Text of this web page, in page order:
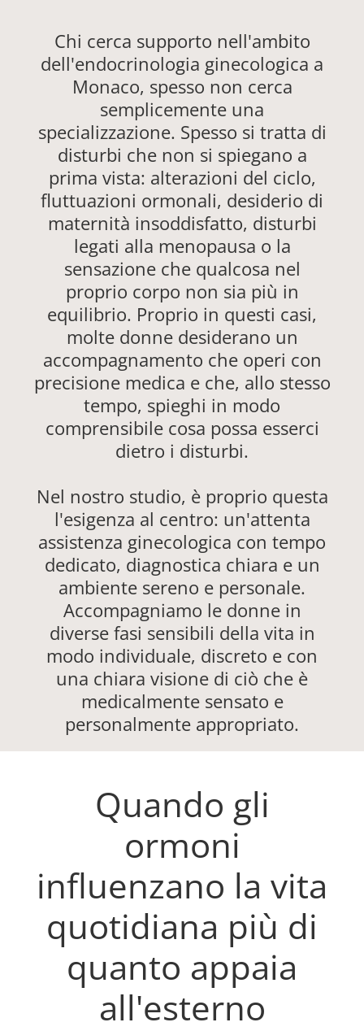
Chi cerca supporto nell'ambito
dell'endocrinologia ginecologica a
Monaco, spesso non cerca
semplicemente una
specializzazione. Spesso si tratta di
disturbi che non si spiegano a
prima vista: alterazioni del ciclo,
fluttuazioni ormonali, desiderio di
maternità insoddisfatto, disturbi
legati alla menopausa o la
sensazione che qualcosa nel
proprio corpo non sia più in
equilibrio. Proprio in questi casi,
molte donne desiderano un
accompagnamento che operi con
precisione medica e che, allo stesso
tempo, spieghi in modo
comprensibile cosa possa esserci
dietro i disturbi.
Nel nostro studio, è proprio questa
l'esigenza al centro: un'attenta
assistenza ginecologica con tempo
dedicato, diagnostica chiara e un
ambiente sereno e personale.
Accompagniamo le donne in
diverse fasi sensibili della vita in
modo individuale, discreto e con
una chiara visione di ciò che è
medicalmente sensato e
personalmente appropriato.
Quando gli
ormoni
influenzano la vita
quotidiana più di
quanto appaia
all'esterno